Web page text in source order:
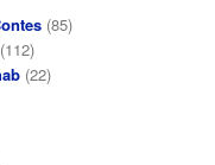
(85)
(112)
(22)